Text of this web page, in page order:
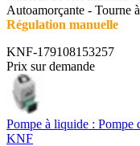
Autoamorçante - Tourne
Régulation manuelle
KNF-179108153257
Prix sur demande
Pompe à liquide :
KNF